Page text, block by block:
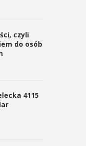
czyli
do osób
4115